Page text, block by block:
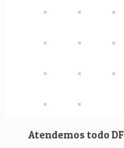
Atendemos todo DF